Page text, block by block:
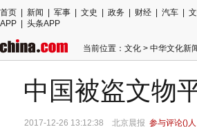
首页 新闻 军事 文史 政务 财经 汽车
APP
头条APP
当前位置： 文化 > 中华文化新
中国被盗文物
2017-12-26 13:12:38 北京晨报 参与评论()人